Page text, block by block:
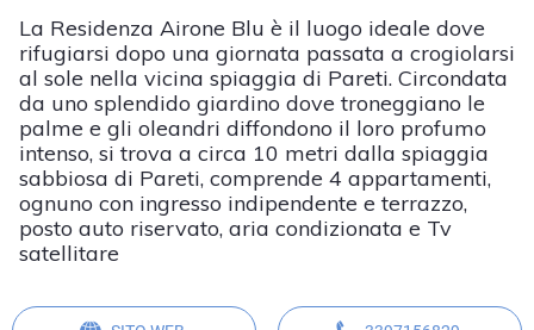
La Residenza Airone Blu è il luogo ideale dove
rifugiarsi dopo una giornata passata a crogiolarsi
al sole nella vicina spiaggia di Pareti. Circondata
da uno splendido giardino dove troneggiano le
palme e gli oleandri diffondono il loro profumo
intenso, si trova a circa 10 metri dalla spiaggia
sabbiosa di Pareti, comprende 4 appartamenti,
ognuno con ingresso indipendente e terrazzo,
posto auto riservato, aria condizionata e Tv
satellitare